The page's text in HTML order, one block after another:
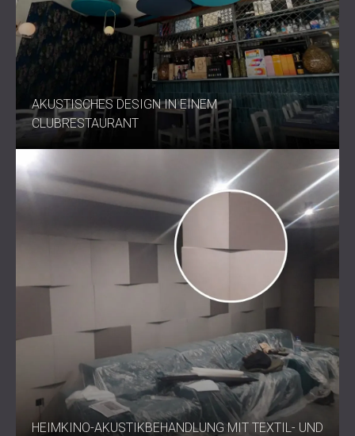
AKUSTISCHES DESIGN IN EINEM
CLUBRESTAURANT
HEIMKINO-AKUSTIKBEHANDLUNG MIT TEXTIL- UND